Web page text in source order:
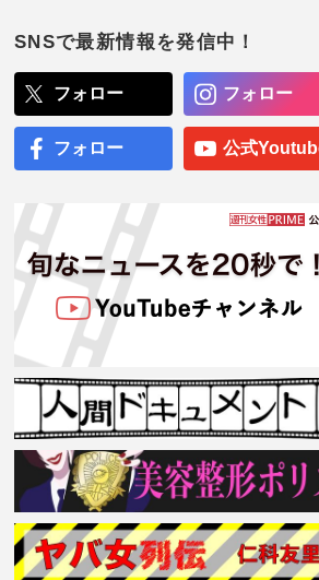
SNSで最新情報を発信中！
フォロー フォロー
フォロー 公式